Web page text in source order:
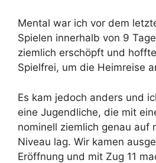
Mental war ich vor dem
Spielen innerhalb von 9
ziemlich erschöpft und
Spielfrei, um die Heimreise
Es kam jedoch anders und
eine Jugendliche, die mit
nominell ziemlich genau auf
Niveau lag. Wir kamen
Eröffnung und mit Zug 11